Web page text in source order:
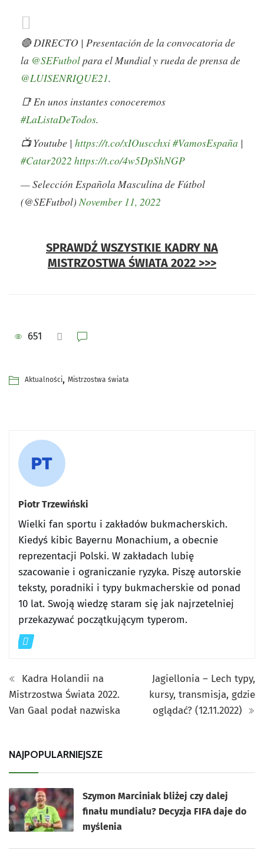
🔴 DIRECTO | Presentación de la convocatoria de
la @SEFutbolpara el Mundial y rueda de prensa de
@LUISENRIQUE21.
📑 En unos instantes conoceremos
#LaListaDeTodos.
📺 Youtube | https://t.co/xIOuscchxi#VamosEspaña |
#Catar2022 https://t.co/4w5DpShNGP
— Selección Española Masculina de Fútbol
(@SEFutbol) November 11, 2022
SPRAWDŹ WSZYSTKIE KADRY NA
MISTRZOSTWA ŚWIATA 2022 >>>
651
Aktualności, Mistrzostwa świata
Piotr Trzewiński
Wielki fan sportu i zakładów bukmacherskich.
Kiedyś kibic Bayernu Monachium, a obecnie
reprezentacji Polski. W zakładach lubię
szacowanie i ograniczanie ryzyka. Piszę autorskie
teksty, poradniki i typy bukmacherskie od ponad
10 lat. Swoją wiedzę staram się jak najrzetelniej
przekazywać początkującym typerom.
Kadra Holandii na
Mistrzostwa Świata 2022.
Van Gaal podał nazwiska
Jagiellonia – Lech typy,
kursy, transmisja, gdzie
oglądać? (12.11.2022)
NAJPOPULARNIEJSZE
Szymon Marciniak bliżej czy dalej
finału mundialu? Decyzja FIFA daje do
myślenia